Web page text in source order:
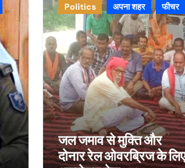
Politics अपना शहर फीचर
जल जमाव से मुक्ति और
दोनार रेल ओवरब्रिज के